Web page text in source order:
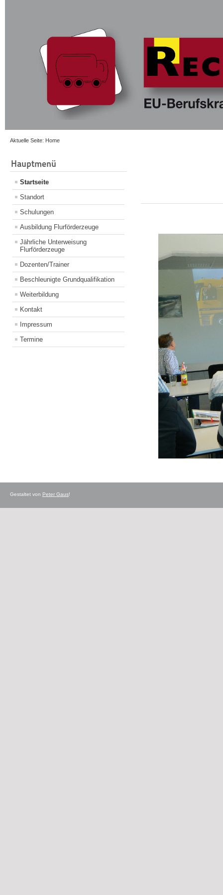
Aktuelle Seite: Home
Hauptmenü
Startseite
Standort
Schulungen
Ausbildung Flurförderzeuge
Jährliche Unterweisung
Flurförderzeuge
Dozenten/Trainer
Beschleunigte Grundqualifikation
Weiterbildung
Kontakt
Impressum
Termine
Gestaltet von Peter Gaus!